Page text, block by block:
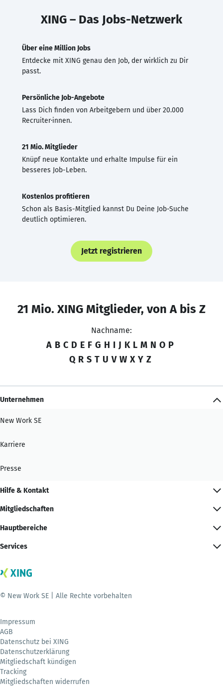
XING – Das Jobs-Netzwerk
Über eine Million Jobs
Entdecke mit XING genau den Job, der wirklich zu Dir
passt.
Persönliche Job-Angebote
Lass Dich finden von Arbeitgebern und über 20.000
Recruiter·innen.
21 Mio. Mitglieder
Knüpf neue Kontakte und erhalte Impulse für ein
besseres Job-Leben.
Kostenlos profitieren
Schon als Basis-Mitglied kannst Du Deine Job-Suche
deutlich optimieren.
Jetzt registrieren
21 Mio. XING Mitglieder, von A bis Z
Nachname:
A B C D E F G H I J K L M N O P
Q R S T U V W X Y Z
Unternehmen
New Work SE
Karriere
Presse
Hilfe & Kontakt
Mitgliedschaften
Hauptbereiche
Services
© New Work SE | Alle Rechte vorbehalten
Impressum
AGB
Datenschutz bei XING
Datenschutzerklärung
Mitgliedschaft kündigen
Tracking
Mitgliedschaften widerrufen